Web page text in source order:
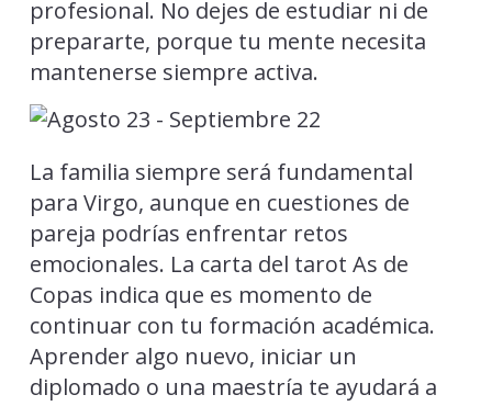
profesional. No dejes de estudiar ni de
prepararte, porque tu mente necesita
mantenerse siempre activa.
La familia siempre será fundamental
para Virgo, aunque en cuestiones de
pareja podrías enfrentar retos
emocionales. La carta del tarot As de
Copas indica que es momento de
continuar con tu formación académica.
Aprender algo nuevo, iniciar un
diplomado o una maestría te ayudará a